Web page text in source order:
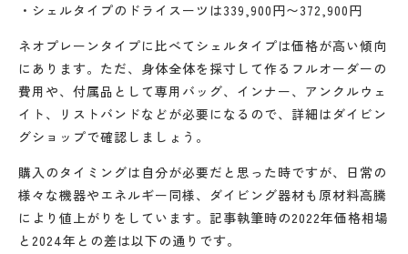
・シェルタイプのドライスーツは339,900円〜372,900円
ネオプレーンタイプに比べてシェルタイプは価格が高い傾向
にあります。ただ、身体全体を採寸して作るフルオーダーの
費用や、付属品として専用バッグ、インナー、アンクルウェ
イト、リストバンドなどが必要になるので、詳細はダイビン
グショップで確認しましょう。
購入のタイミングは自分が必要だと思った時ですが、日常の
様々な機器やエネルギー同様、ダイビング器材も原材料高騰
により値上がりをしています。記事執筆時の2022年価格相場
と2024年との差は以下の通りです。